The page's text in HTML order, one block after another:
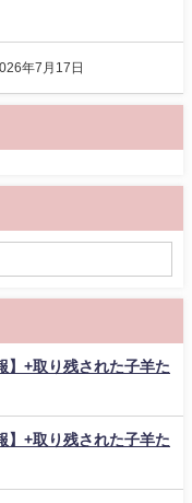
年7月17日
】+取り残された子羊た
】+取り残された子羊た